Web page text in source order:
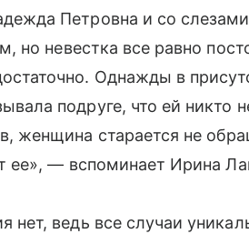
Петровна и со
но невестка все равно
Однажды в
подруге, что ей никто
женщина старается не
ее», — вспоминает Ирина
нет, ведь все случаи